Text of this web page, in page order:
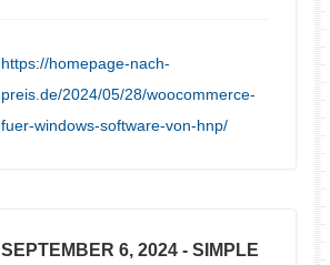
https://homepage-nach-
preis.de/2024/05/28/woocommerce-
fuer-windows-software-von-hnp/
SEPTEMBER 6, 2024 - SIMPLE